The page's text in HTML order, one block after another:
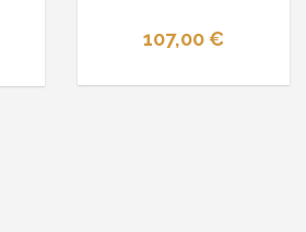
107,00 €